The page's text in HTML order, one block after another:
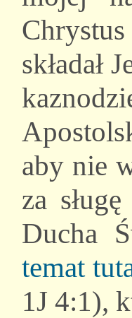
składał
aby nie
za
Ducha
temat
1J 4:1),